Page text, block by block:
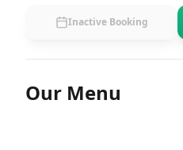
Inactive Booking
Our Menu